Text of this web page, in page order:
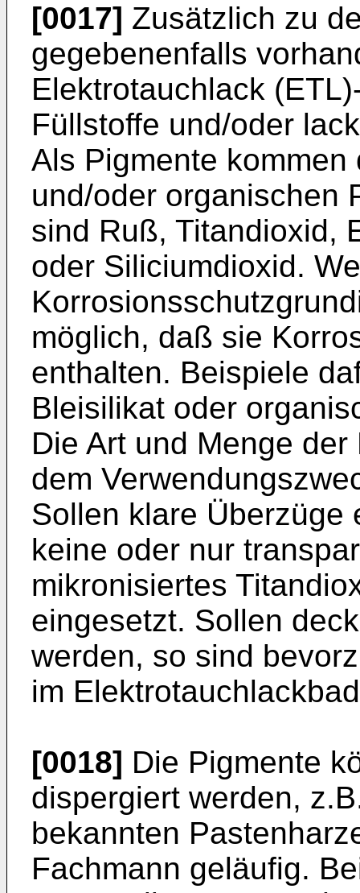
[0017] Zusätzlich zu
gegebenenfalls
Elektrotauchlack
Füllstoffe und/oder
Als Pigmente
und/oder organischen
sind Ruß, Titandioxid,
oder Siliciumdioxid.
möglich, daß sie
enthalten. Beispiele
Bleisilikat oder
Die Art und Menge
dem
Sollen klare Überzüge
keine oder nur
mikronisiertes
eingesetzt. Sollen
werden, so sind
im
[0018] Die Pigmente
dispergiert werden,
bekannten
Fachmann geläufig.